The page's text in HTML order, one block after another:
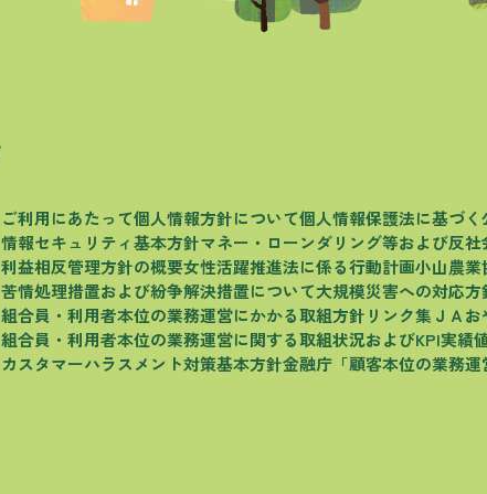
ご利用にあたって個人情報方針について個人情報保護法に基づく
情報セキュリティ基本方針マネー・ローンダリング等および反社
利益相反管理方針の概要女性活躍推進法に係る行動計画小山農業
苦情処理措置および紛争解決措置について大規模災害への対応方
組合員・利用者本位の業務運営にかかる取組方針 リンク集 ＪＡお
組合員・利用者本位の業務運営に関する取組状況およびKPI実績
カスタマーハラスメント対策基本方針金融庁「顧客本位の業務運